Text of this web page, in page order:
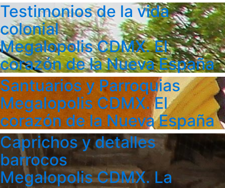
Testimonios de la vida
colonial
Megalopolis CDMX. El
corazón de la Nueva España
Santuarios y Parroquias
Megalopolis CDMX. El
corazón de la Nueva España
Caprichos y detalles
barrocos
Megalopolis CDMX. La